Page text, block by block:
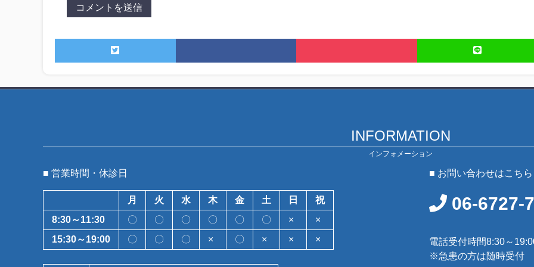
INFORMATION
インフォメーション
■ 営業時間・休診日
月 火 水 木 金 土 日
祝
8:30～11:30
〇 〇 〇 〇 〇 〇 ×
×
15:30～19:00
〇 〇 〇 × 〇 × × ×
■ お問い合わせはこちら
06-6727-
電話受付時間8:30～
※急患の方は随時受付